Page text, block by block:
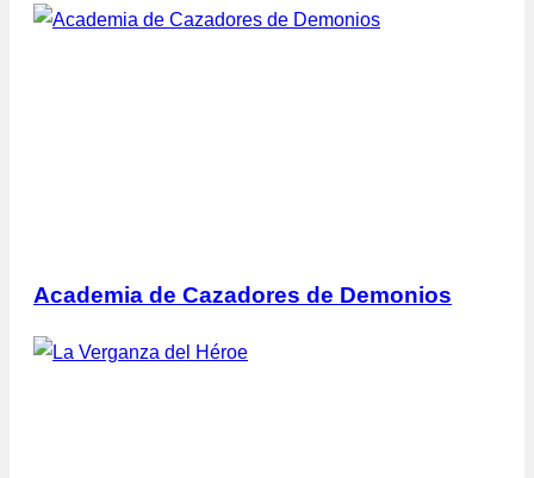
Academia de Cazadores de Demonios